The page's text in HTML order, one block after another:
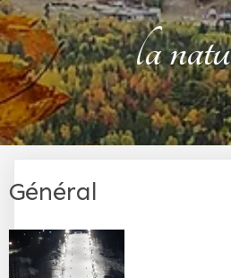
la
Général